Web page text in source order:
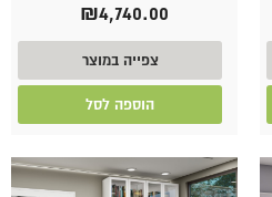
₪4,740.00
צפייה במוצר
הוספה לסל